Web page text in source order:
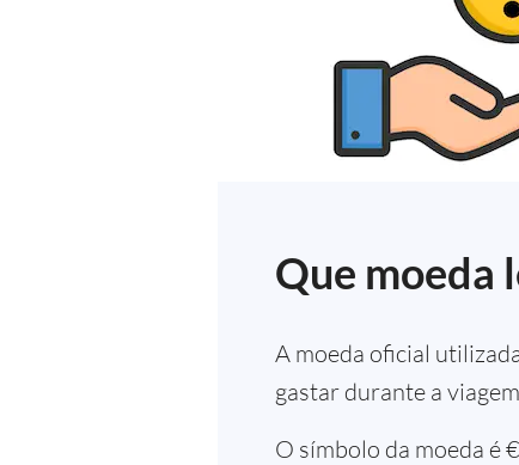
Que moeda
A moeda oficial
gastar durante a
O símbolo da moeda é